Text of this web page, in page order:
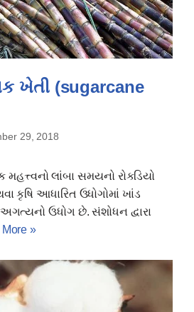
ખેતી (sugarcane
29, 2018
લાંબા સમયનો રોકડિયો
કૃષિ આધારિત ઉધોગોમાં ખાંડ
ઉધોગ છે. સંશોધન દ્વારા
»